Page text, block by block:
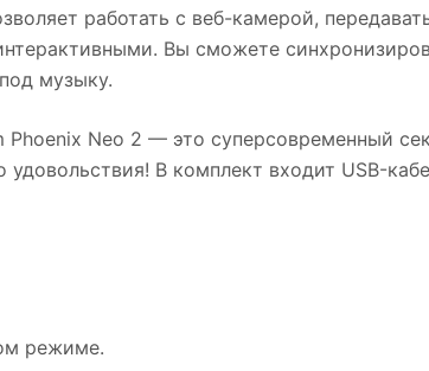
работать с веб-камерой,
Вы сможете
музыку.
Phoenix Neo 2 — это суперсовременный
В комплект входит USB-
режиме.